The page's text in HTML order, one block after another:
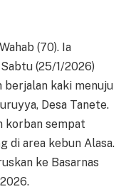
(70). Ia
(25/1/2026)
kaki menuju
Desa Tanete.
korban sempat
di area kebun Alasa.
ke Basarnas